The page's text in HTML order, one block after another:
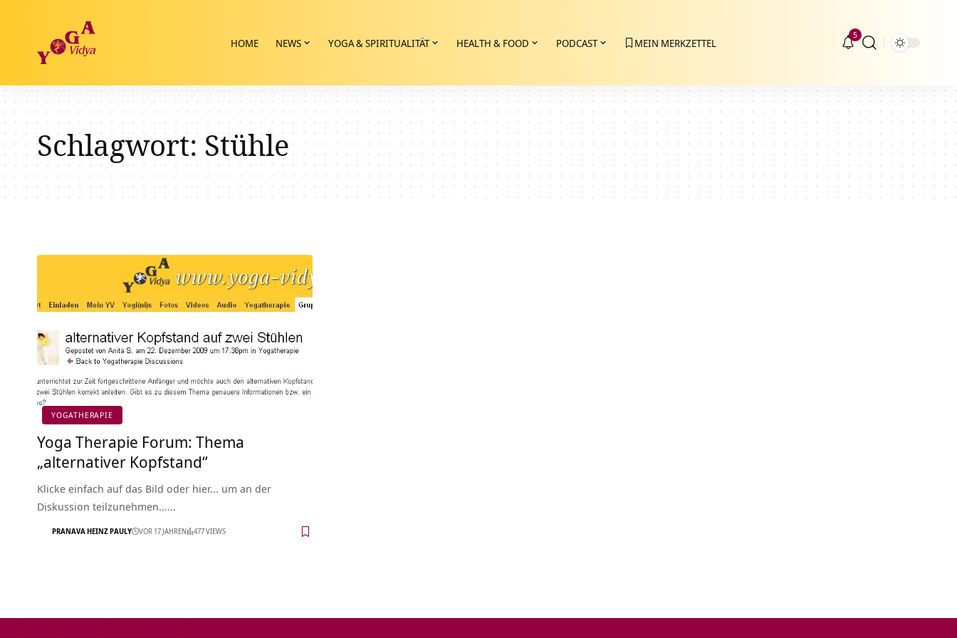
HOME NEWS YOGA & SPIRITUALITÄT HEALTH & FOOD PODCAST MEIN MERKZETTEL
5
Schlagwort: Stühle
YOGATHERAPIE
Yoga Therapie Forum: Thema
„alternativer Kopfstand“
Klicke einfach auf das Bild oder hier... um an der
Diskussion teilzunehmen...…
PRANAVA HEINZ PAULY VOR 17 JAHREN 477 VIEWS